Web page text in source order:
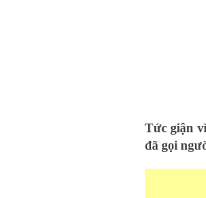
Tức giận
đã gọi